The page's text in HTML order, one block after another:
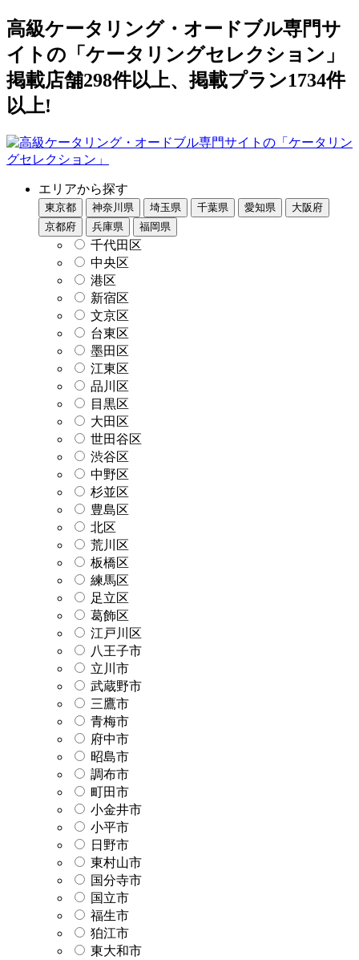
高級ケータリング・オードブル専門サ
イトの「ケータリングセレクション」
掲載店舗298件以上、掲載プラン1734件
以上!
エリアから探す
東京都 神奈川県 埼玉県 千葉県 愛知県
大阪府
京都府
兵庫県 福岡県
千代田区
中央区
港区
新宿区
文京区
台東区
墨田区
江東区
品川区
目黒区
大田区
世田谷区
渋谷区
中野区
杉並区
豊島区
北区
荒川区
板橋区
練馬区
足立区
葛飾区
江戸川区
八王子市
立川市
武蔵野市
三鷹市
青梅市
府中市
昭島市
調布市
町田市
小金井市
小平市
日野市
東村山市
国分寺市
国立市
福生市
狛江市
東大和市